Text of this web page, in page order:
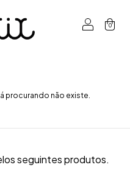
0
procurando não existe.
seguintes produtos.